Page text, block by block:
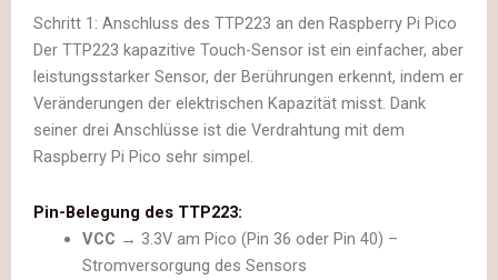
Schritt 1: Anschluss des TTP223 an den Raspberry Pi Pico
Der TTP223 kapazitive Touch-Sensor ist ein einfacher, aber
leistungsstarker Sensor, der Berührungen erkennt, indem er
Veränderungen der elektrischen Kapazität misst. Dank
seiner drei Anschlüsse ist die Verdrahtung mit dem
Raspberry Pi Pico sehr simpel.
Pin-Belegung des TTP223:
VCC → 3.3V am Pico (Pin 36 oder Pin 40) –
Stromversorgung des Sensors